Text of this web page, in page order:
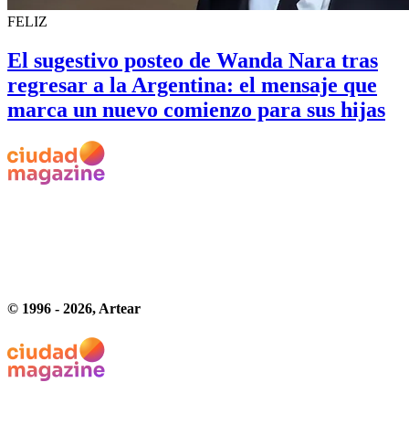
FELIZ
El sugestivo posteo de Wanda Nara tras
regresar a la Argentina: el mensaje que
marca un nuevo comienzo para sus hijas
© 1996 - 2026, Artear